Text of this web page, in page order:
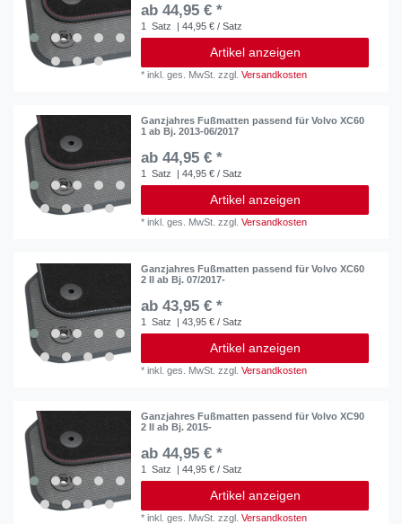
ab 44,95 € *
1 Satz | 44,95 € / Satz
Artikel anzeigen
*inkl. ges. MwSt. zzgl.Versandkosten
Ganzjahres Fußmatten passend für Volvo XC60
1 ab Bj. 2013-06/2017
ab 44,95 € *
1 Satz | 44,95 € / Satz
Artikel anzeigen
*inkl. ges. MwSt. zzgl.Versandkosten
Ganzjahres Fußmatten passend für Volvo XC60
2 II ab Bj. 07/2017-
ab 43,95 € *
1 Satz | 43,95 € / Satz
Artikel anzeigen
*inkl. ges. MwSt. zzgl.Versandkosten
Ganzjahres Fußmatten passend für Volvo XC90
2 II ab Bj. 2015-
ab 44,95 € *
1 Satz | 44,95 € / Satz
Artikel anzeigen
*inkl. ges. MwSt. zzgl.Versandkosten